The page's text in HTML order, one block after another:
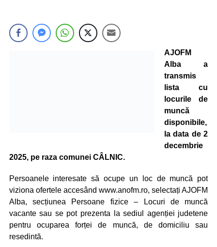
AJOFM
Alba a
transmis
lista cu
locurile de
muncă
disponibile,
la data de 2
decembrie
2025, pe raza comunei CÂLNIC.
Persoanele interesate să ocupe un loc de muncă pot
viziona ofertele accesând www.anofm.ro, selectați AJOFM
Alba, secțiunea Persoane fizice – Locuri de muncă
vacante sau se pot prezenta la sediul agenției judetene
pentru ocuparea forței de muncă, de domiciliu sau
resedintă.